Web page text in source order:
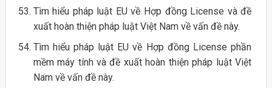
Tìm hiểu pháp luật EU về Hợp đồng License và đề
xuất hoàn thiện pháp luật Việt Nam về vấn đề này.
Tìm hiểu pháp luật EU về Hợp đồng License phần
mềm máy tính và đề xuất hoàn thiện pháp luật Việt
Nam về vấn đề này.